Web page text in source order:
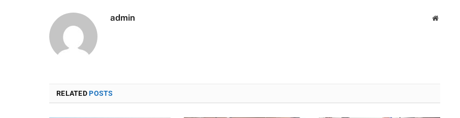
admin Website
RELATEDPOSTS